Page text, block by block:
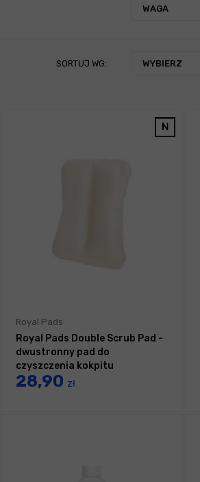
WAGA
SORTUJ WG: WYBIERZ
Royal Pads
Royal Pads Double Scrub Pad -
dwustronny pad do
czyszczenia kokpitu
28,90 zł